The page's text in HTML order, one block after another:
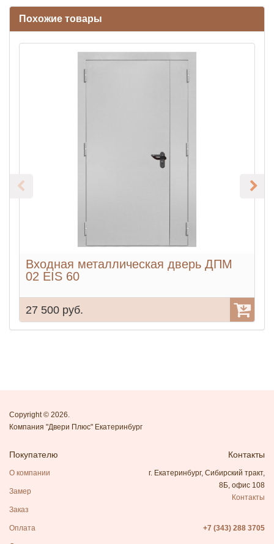
Похожие товары
Входная металлическая дверь ДПМ
02 EIS 60
27 500 руб.
Copyright © 2026.
Компания "Двери Плюс" Екатеринбург
Покупателю
О компании
Замер
Заказ
Оплата
Контакты
г. Екатеринбург, Сибирский тракт,
8Б, офис 108
Контакты
+7 (343) 288 3705